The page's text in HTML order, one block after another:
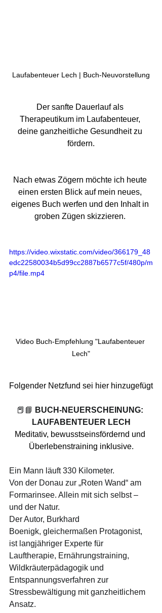
Laufabenteuer Lech | Buch-Neuvorstellung
Der sanfte Dauerlauf als
Therapeutikum im Laufabenteuer,
deine ganzheitliche Gesundheit zu
fördern.
Nach etwas Zögern möchte ich heute
einen ersten Blick auf mein neues,
eigenes Buch werfen und den Inhalt in
groben Zügen skizzieren.
https://video.wixstatic.com/video/366179_48
edc22580034b5d99cc2887b6577c5f/480p/m
p4/file.mp4
Video Buch-Empfehlung "Laufabenteuer
Lech"
Folgender Netzfund sei hier hinzugefügt
📕📘 BUCH-NEUERSCHEINUNG:
LAUFABENTEUER LECH
Meditativ, bewusstseinsfördernd und
Überlebenstraining inklusive.
Ein Mann läuft 330 Kilometer.
Von der Donau zur „Roten Wand“ am
Formarinsee. Allein mit sich selbst –
und der Natur.
Der Autor, Burkhard
Boenigk, gleichermaßen Protagonist,
ist langjähriger Experte für
Lauftherapie, Ernährungstraining,
Wildkräuterpädagogik und
Entspannungsverfahren zur
Stressbewältigung mit ganzheitlichem
Ansatz.